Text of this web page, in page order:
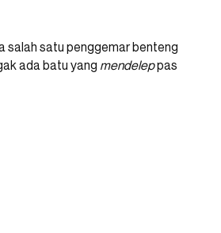
salah satu penggemar benteng
ada batu yang mendeleppas